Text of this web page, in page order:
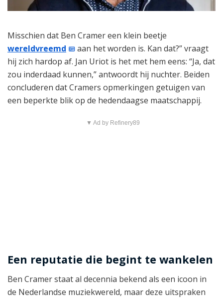
Misschien dat Ben Cramer een klein beetje
wereldvreemd
aan het worden is. Kan dat?” vraagt
hij zich hardop af. Jan Uriot is het met hem eens: “Ja, dat
zou inderdaad kunnen,” antwoordt hij nuchter. Beiden
concluderen dat Cramers opmerkingen getuigen van
een beperkte blik op de hedendaagse maatschappij.
▼ Ad by Refinery89
Een reputatie die begint te wankelen
Ben Cramer staat al decennia bekend als een icoon in
de Nederlandse muziekwereld, maar deze uitspraken